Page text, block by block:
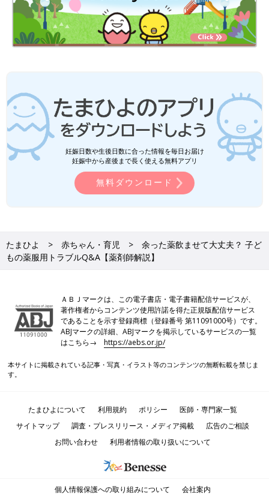
妊娠日数や生後日数に合った情報を毎日お届け
妊娠中から産後まで長く使える無料アプリ
無料ダウンロード
たまひよ 赤ちゃん・育児
余った薬飲ませて大丈夫？ 子ど
もの薬服用トラブルQ&A【薬剤師解説】
ＡＢＪマークは、この電子書店・電子書籍配信サービスが、
著作権者からコンテンツ使用許諾を得た正規版配信サービス
であることを示す登録商標（登録番号 第11091000号）です。
ABJマークの詳細、ABJマークを掲示しているサービスの一覧
はこちら→https://aebs.or.jp/
本サイトに掲載されている記事・写真・イラスト等のコンテンツの無断転載を禁じま
す。
たまひよについて 利用規約 ポリシー
医師・専門家一覧
サイトマップ
調査・プレスリリース・メディア掲載
広告のご相談
お問い合わせ
利用者情報の取り扱いについて
個人情報保護への取り組みについて 会社案内